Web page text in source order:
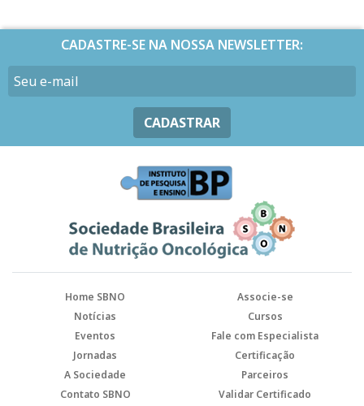
CADASTRE-SE NA NOSSA NEWSLETTER:
CADASTRAR
Home SBNO
Associe-se
Notícias
Cursos
Eventos
Fale com Especialista
Jornadas
Certificação
A Sociedade
Parceiros
Contato SBNO
Validar Certificado